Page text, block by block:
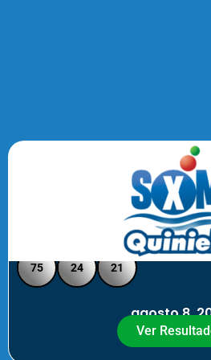
Quiniela SXM -
75 24 21
agosto 8,
Ver